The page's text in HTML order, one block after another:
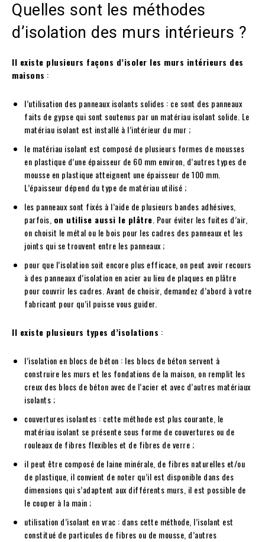
Quelles sont les méthodes
d’isolation des murs intérieurs ?
Il existe plusieurs façons d’isoler les murs intérieurs des
maisons :
l’utilisation des panneaux isolants solides : ce sont des panneaux
faits de gypse qui sont soutenus par un matériau isolant solide. Le
matériau isolant est installé à l’intérieur du mur ;
le matériau isolant est composé de plusieurs formes de mousses
en plastique d’une épaisseur de 60 mm environ, d’autres types de
mousse en plastique atteignent une épaisseur de 100 mm.
L’épaisseur dépend du type de matériau utilisé ;
les panneaux sont fixés à l’aide de plusieurs bandes adhésives,
parfois, on utilise aussi le plâtre . Pour éviter les fuites d’air,
on choisit le métal ou le bois pour les cadres des panneaux et les
joints qui se trouvent entre les panneaux ;
pour que l’isolation soit encore plus efficace, on peut avoir recours
à des panneaux d’isolation en acier au lieu de plaques en plâtre
pour couvrir les cadres. Avant de choisir, demandez d’abord à votre
fabricant pour qu’il puisse vous guider.
Il existe plusieurs types d’isolations :
l’isolation en blocs de béton : les blocs de béton servent à
construire les murs et les fondations de la maison, on remplit les
creux des blocs de béton avec de l’acier et avec d’autres matériaux
isolants ;
couvertures isolantes : cette méthode est plus courante, le
matériau isolant se présente sous forme de couvertures ou de
rouleaux de fibres flexibles et de fibres de verre ;
il peut être composé de laine minérale, de fibres naturelles et/ou
de plastique, il convient de noter qu’il est disponible dans des
dimensions qui s’adaptent aux différents murs, il est possible de
le couper à la main ;
utilisation d’isolant en vrac : dans cette méthode, l’isolant est
constitué de particules de fibres ou de mousse, d’autres